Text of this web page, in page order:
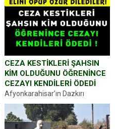
CEZA KESTİKLERİ ŞAHSIN
KİM OLDUĞUNU ÖĞRENİNCE
CEZAYI KENDİLERİ ÖDEDİ
Afyonkarahisar’ın Dazkırı
ilçesinde trafik uygulaması
yapan jandarma ekipleri
durdurdukları bir otomobilin